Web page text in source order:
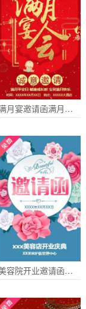
满月宴邀请函满月宴满月酒邀请函
美容院开业邀请函美容院开业宣传邀请函